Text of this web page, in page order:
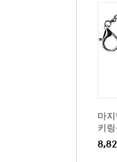
마
키링